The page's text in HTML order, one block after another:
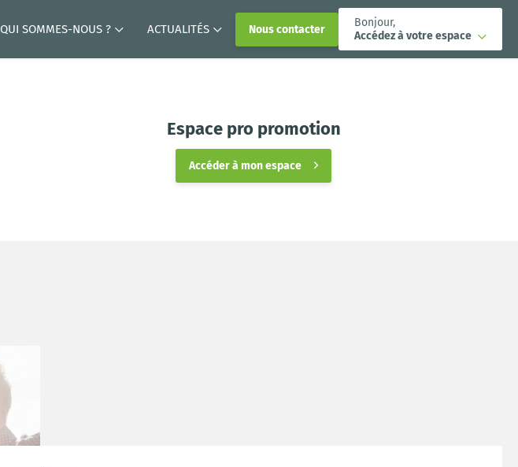
QUI SOMMES-NOUS ? ACTUALITÉS Nous contacter
Bonjour,
Accédez à votre espace
Espace pro promotion
Accéder à mon espace